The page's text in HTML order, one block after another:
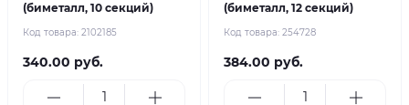
(биметалл, 10 секций)
Код товара: 2102185
340.00 руб.
(биметалл, 12 секций)
Код товара: 254728
384.00 руб.